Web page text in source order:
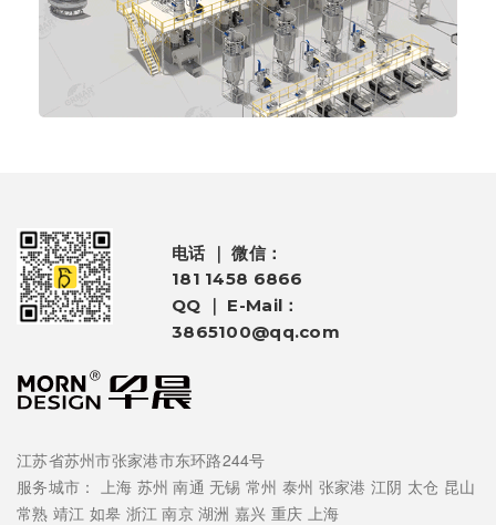
电话 ｜ 微信：
181 1458 6866
QQ ｜ E-Mail：
3865100@qq.com
江苏省苏州市张家港市东环路244号
服务城市： 上海 苏州 南通 无锡 常州 泰州 张家港 江阴 太仓 昆山
常熟 靖江 如皋 浙江 南京 湖洲 嘉兴 重庆 上海